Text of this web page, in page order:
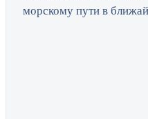
морскому пути в